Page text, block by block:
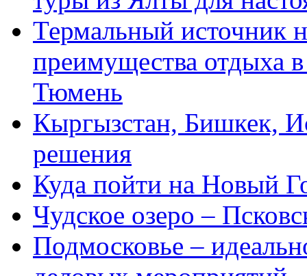
Термальный источник
преимущества отдыха
Тюмень
Кыргызстан, Бишкек,
решения
Куда пойти на Новый
Чудское озеро –
Подмосковье –